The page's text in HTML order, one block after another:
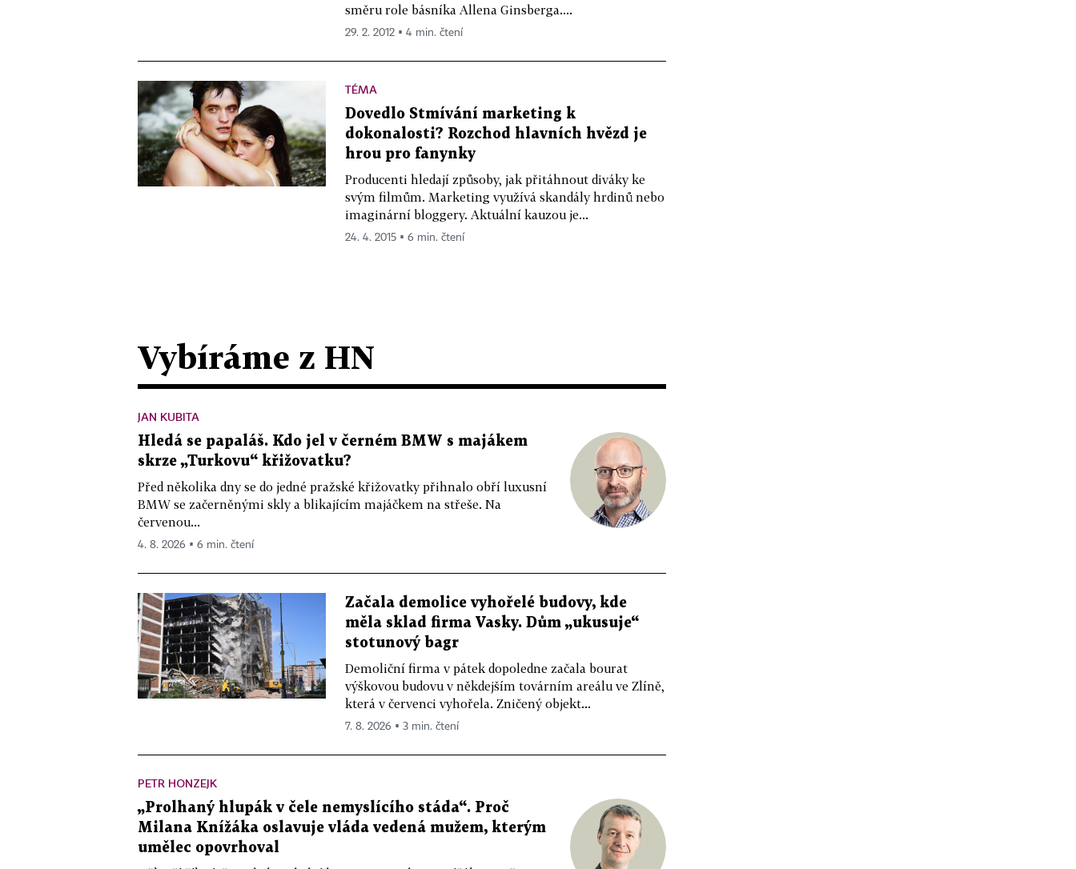
směru role básníka Allena Ginsberga....
29. 2. 2012 ▪ 4 min. čtení
TÉMA
Dovedlo Stmívání marketing k
dokonalosti? Rozchod hlavních hvězd je
hrou pro fanynky
Producenti hledají způsoby, jak přitáhnout diváky ke
svým filmům. Marketing využívá skandály hrdinů nebo
imaginární bloggery. Aktuální kauzou je...
24. 4. 2015 ▪ 6 min. čtení
Vybíráme z HN
JAN KUBITA
Hledá se papaláš. Kdo jel v černém BMW s majákem
skrze „Turkovu“ křižovatku?
Před několika dny se do jedné pražské křižovatky přihnalo obří luxusní
BMW se začerněnými skly a blikajícím majáčkem na střeše. Na
červenou...
4. 8. 2026 ▪ 6 min. čtení
Začala demolice vyhořelé budovy, kde
měla sklad firma Vasky. Dům „ukusuje“
stotunový bagr
Demoliční firma v pátek dopoledne začala bourat
výškovou budovu v někdejším továrním areálu ve Zlíně,
která v červenci vyhořela. Zničený objekt...
7. 8. 2026 ▪ 3 min. čtení
PETR HONZEJK
„Prolhaný hlupák v čele nemyslícího stáda“. Proč
Milana Knížáka oslavuje vláda vedená mužem, kterým
umělec opovrhoval